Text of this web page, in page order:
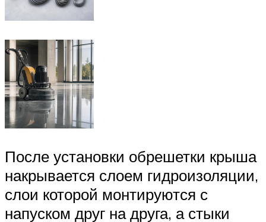
После установки обрешетки крыша
накрывается слоем гидроизоляции,
слои которой монтируются с
напуском друг на друга, а стыки